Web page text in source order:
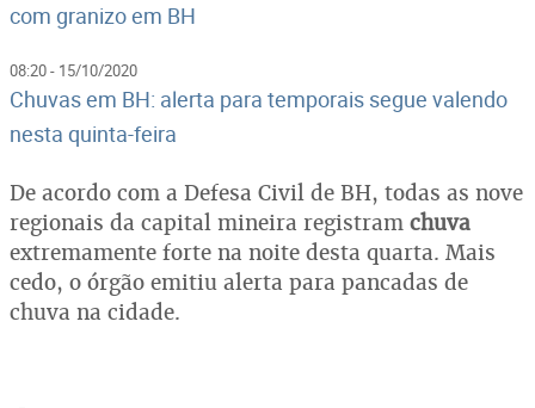
com granizo em BH
08:20 - 15/10/2020
Chuvas em BH: alerta para temporais segue valendo
nesta quinta-feira
De acordo com a Defesa Civil de BH, todas as nove
regionais da capital mineira registram chuva
extremamente forte na noite desta quarta. Mais
cedo, o órgão emitiu alerta para pancadas de
chuva na cidade.